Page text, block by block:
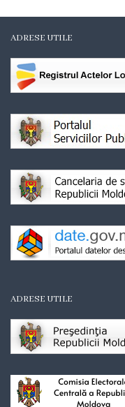
Organigrama
comunitar
Control
intern
Consiliul
local
Secretarul
Consilieri
Comisii
de
ADRESE UTILE
ADRESE UTILE